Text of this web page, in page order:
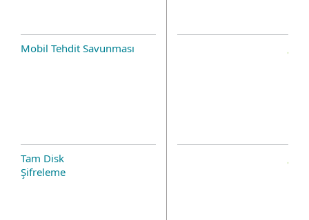
Mobil Tehdit Savunması
Tam Disk
Şifreleme